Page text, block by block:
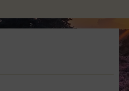
Service Rating from our guests